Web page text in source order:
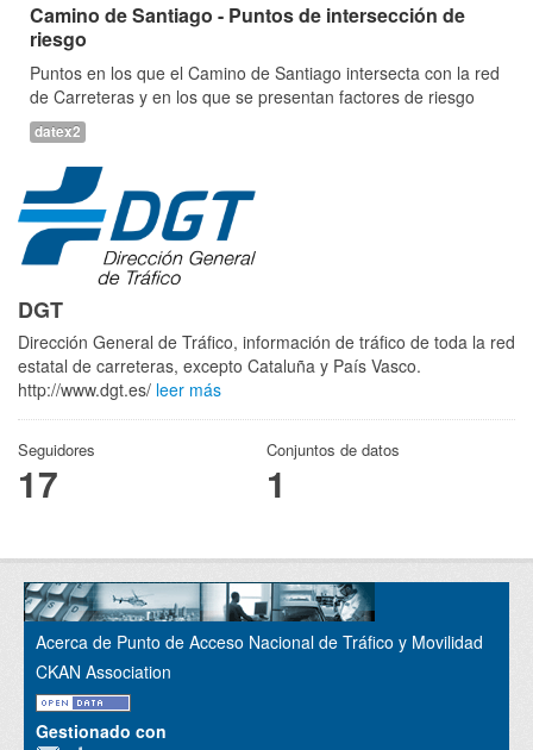
Camino de Santiago - Puntos de intersección de
riesgo
Puntos en los que el Camino de Santiago intersecta con la red
de Carreteras y en los que se presentan factores de riesgo
datex2
DGT
Dirección General de Tráfico, información de tráfico de toda la red
estatal de carreteras, excepto Cataluña y País Vasco.
http://www.dgt.es/ leer más
Seguidores
17
Conjuntos de datos
1
Acerca de Punto de Acceso Nacional de Tráfico y Movilidad
CKAN Association
Gestionado con